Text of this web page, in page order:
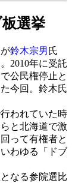
選挙
鈴木宗男氏
2010年に受託
公民権停止と
今回。鈴木氏
われていた時
と北海道で激
って有権者と
わゆる「ドブ
なる参院選比